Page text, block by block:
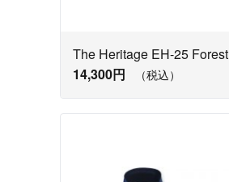
The Heritage EH-25 Forest
14,300円
（税込）